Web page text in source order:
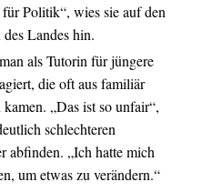
Politik“, wies sie auf den
Landes hin.
als Tutorin für jüngere
die oft aus familiär
„Das ist so unfair“,
schlechteren
abfinden. „Ich hatte mich
um etwas zu verändern.“